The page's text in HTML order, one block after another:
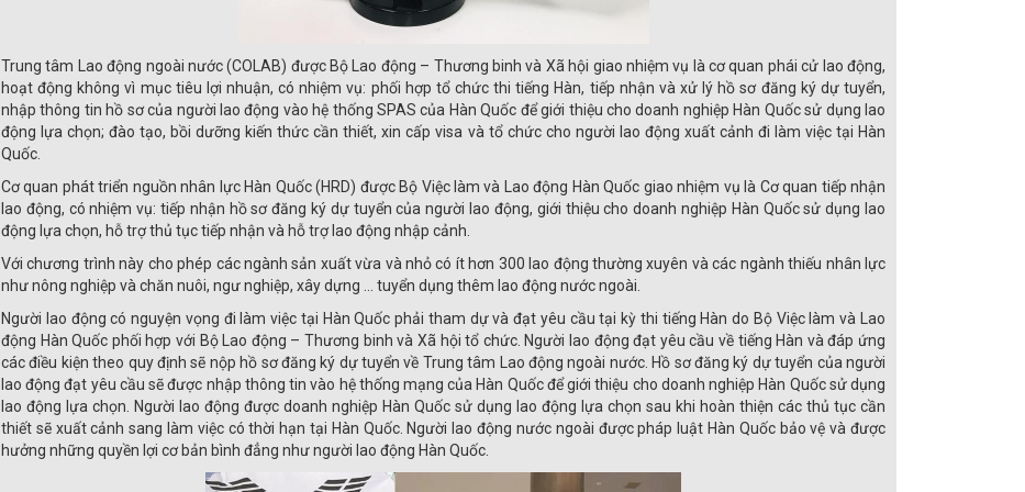
Trung tâm Lao động ngoài nước (COLAB) được Bộ Lao động – Thương binh và Xã hội giao nhiệm vụ là cơ quan phái cử lao động,
hoạt động không vì mục tiêu lợi nhuận, có nhiệm vụ: phối hợp tổ chức thi tiếng Hàn, tiếp nhận và xử lý hồ sơ đăng ký dự tuyển,
nhập thông tin hồ sơ của người lao động vào hệ thống SPAS của Hàn Quốc để giới thiệu cho doanh nghiệp Hàn Quốc sử dụng lao
động lựa chọn; đào tạo, bồi dưỡng kiến thức cần thiết, xin cấp visa và tổ chức cho người lao động xuất cảnh đi làm việc tại Hàn
Quốc.
Cơ quan phát triển nguồn nhân lực Hàn Quốc (HRD) được Bộ Việc làm và Lao động Hàn Quốc giao nhiệm vụ là Cơ quan tiếp nhận
lao động, có nhiệm vụ: tiếp nhận hồ sơ đăng ký dự tuyển của người lao động, giới thiệu cho doanh nghiệp Hàn Quốc sử dụng lao
động lựa chọn, hỗ trợ thủ tục tiếp nhận và hỗ trợ lao động nhập cảnh.
Với chương trình này cho phép các ngành sản xuất vừa và nhỏ có ít hơn 300 lao động thường xuyên và các ngành thiếu nhân lực
như nông nghiệp và chăn nuôi, ngư nghiệp, xây dựng ... tuyển dụng thêm lao động nước ngoài.
Người lao động có nguyện vọng đi làm việc tại Hàn Quốc phải tham dự và đạt yêu cầu tại kỳ thi tiếng Hàn do Bộ Việc làm và Lao
động Hàn Quốc phối hợp với Bộ Lao động – Thương binh và Xã hội tổ chức. Người lao động đạt yêu cầu về tiếng Hàn và đáp ứng
các điều kiện theo quy định sẽ nộp hồ sơ đăng ký dự tuyển về Trung tâm Lao động ngoài nước. Hồ sơ đăng ký dự tuyển của người
lao động đạt yêu cầu sẽ được nhập thông tin vào hệ thống mạng của Hàn Quốc để giới thiệu cho doanh nghiệp Hàn Quốc sử dụng
lao động lựa chọn. Người lao động được doanh nghiệp Hàn Quốc sử dụng lao động lựa chọn sau khi hoàn thiện các thủ tục cần
thiết sẽ xuất cảnh sang làm việc có thời hạn tại Hàn Quốc. Người lao động nước ngoài được pháp luật Hàn Quốc bảo vệ và được
hưởng những quyền lợi cơ bản bình đẳng như người lao động Hàn Quốc.